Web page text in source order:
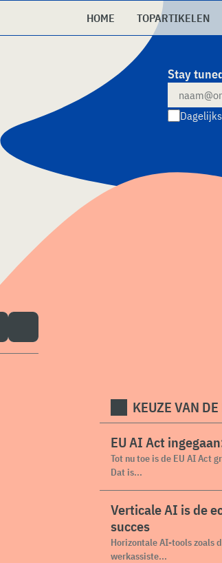
HOME TOPARTIKELEN
Stay
Dagelijks
KEUZE VAN
EU AI Act
Tot nu toe is de EU AI Act
Dat is...
Verticale AI is de
succes
Horizontale AI-tools zoals
werkassiste...